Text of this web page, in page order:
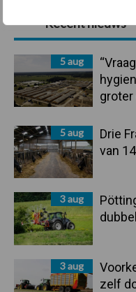
Sidebar
Recent nieuws
5 aug
groter
5 aug
Drie
van
3 aug
3 aug
zelf